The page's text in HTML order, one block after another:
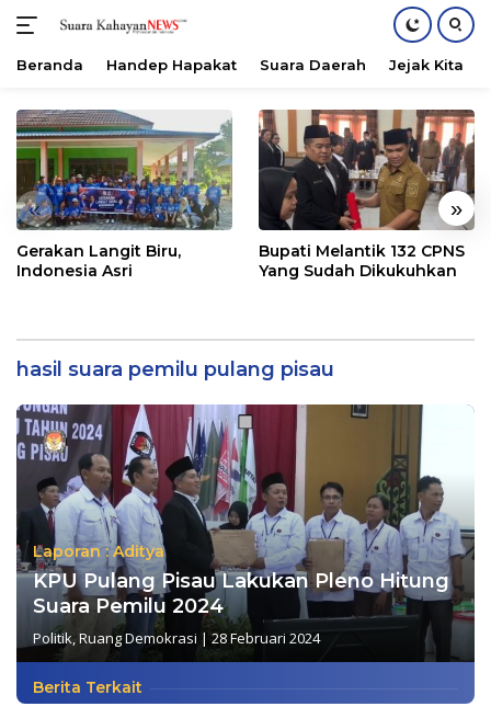
konten
Beranda Handep Hapakat Suara Daerah Jejak Kita
« »
Gerakan Langit Biru,
Indonesia Asri
Bupati Melantik 132 CPNS
Yang Sudah Dikukuhkan
hasil suara pemilu pulang pisau
Laporan : Aditya
KPU Pulang Pisau Lakukan Pleno Hitung
Suara Pemilu 2024
Politik,Ruang Demokrasi |28 Februari 2024
Berita Terkait